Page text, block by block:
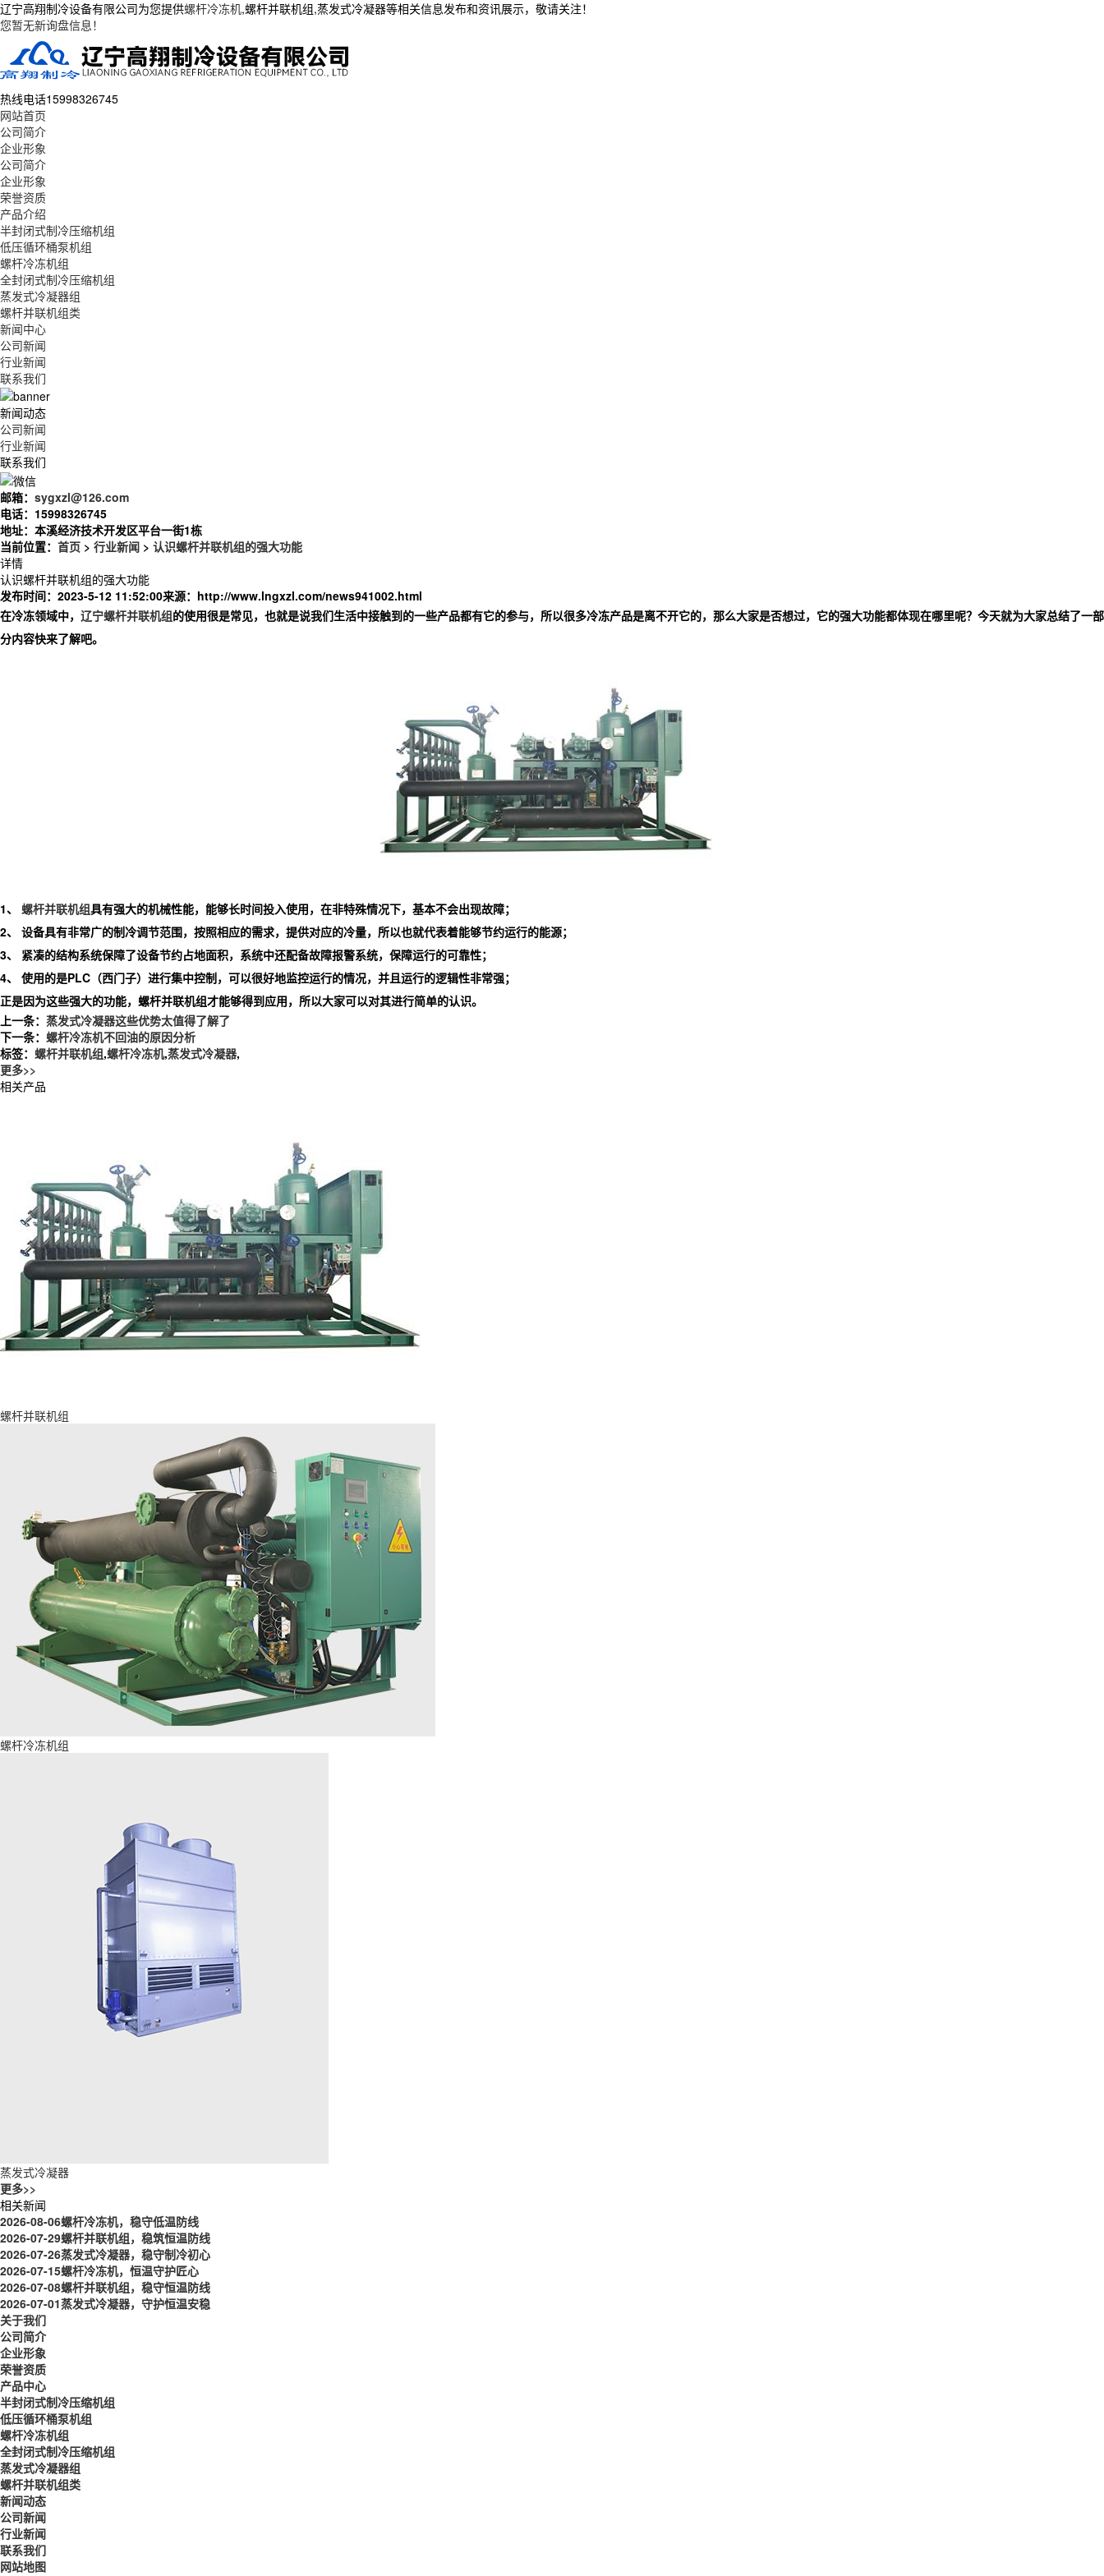
辽宁高翔制冷设备有限公司为您提供螺杆冷冻机,螺杆并联机组,蒸发式冷凝器等相关信息发布和资讯展示，敬请关注！
您暂无新询盘信息！
热线电话15998326745
网站首页
公司简介
企业形象
公司简介
企业形象
荣誉资质
产品介绍
半封闭式制冷压缩机组
低压循环桶泵机组
螺杆冷冻机组
全封闭式制冷压缩机组
蒸发式冷凝器组
螺杆并联机组类
新闻中心
公司新闻
行业新闻
联系我们
新闻动态
公司新闻
行业新闻
联系我们
邮箱： sygxzl@126.com
电话： 15998326745
地址： 本溪经济技术开发区平台一街1栋
当前位置： 首页 > 行业新闻 > 认识螺杆并联机组的强大功能
详情
认识螺杆并联机组的强大功能
发布时间：2023-5-12 11:52:00来源： http://www.lngxzl.com/news941002.html
在冷冻领域中， 辽宁螺杆并联机组的使用很是常见，也就是说我们生活中接触到的一些产品都有它的参与，所以很多冷冻产品是离不开它的，那么大家是否想过，它的强大功能都体现在哪里呢？今天就为大家总结了一部
分内容快来了解吧。
1、 螺杆并联机组具有强大的机械性能，能够长时间投入使用，在非特殊情况下，基本不会出现故障；
2、 设备具有非常广的制冷调节范围，按照相应的需求，提供对应的冷量，所以也就代表着能够节约运行的能源；
3、 紧凑的结构系统保障了设备节约占地面积，系统中还配备故障报警系统，保障运行的可靠性；
4、 使用的是PLC（西门子）进行集中控制，可以很好地监控运行的情况，并且运行的逻辑性非常强；
正是因为这些强大的功能，螺杆并联机组才能够得到应用，所以大家可以对其进行简单的认识。
上一条： 蒸发式冷凝器这些优势太值得了解了
下一条： 螺杆冷冻机不回油的原因分析
标签： 螺杆并联机组,螺杆冷冻机,蒸发式冷凝器,
更多>>
相关产品
螺杆并联机组
螺杆冷冻机组
蒸发式冷凝器
更多>>
相关新闻
2026-08-06螺杆冷冻机，稳守低温防线
2026-07-29螺杆并联机组，稳筑恒温防线
2026-07-26蒸发式冷凝器，稳守制冷初心
2026-07-15螺杆冷冻机，恒温守护匠心
2026-07-08螺杆并联机组，稳守恒温防线
2026-07-01蒸发式冷凝器，守护恒温安稳
关于我们
公司简介
企业形象
荣誉资质
产品中心
半封闭式制冷压缩机组
低压循环桶泵机组
螺杆冷冻机组
全封闭式制冷压缩机组
蒸发式冷凝器组
螺杆并联机组类
新闻动态
公司新闻
行业新闻
联系我们
网站地图